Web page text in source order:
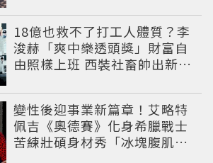
18億也救不了打工人體質？李
浚赫「爽中樂透頭獎」財富自
由照樣上班 西裝社畜帥出新高
變性後迎事業新篇章！艾略特
佩吉《奧德賽》化身希臘戰士
苦練壯碩身材秀「冰塊腹肌」